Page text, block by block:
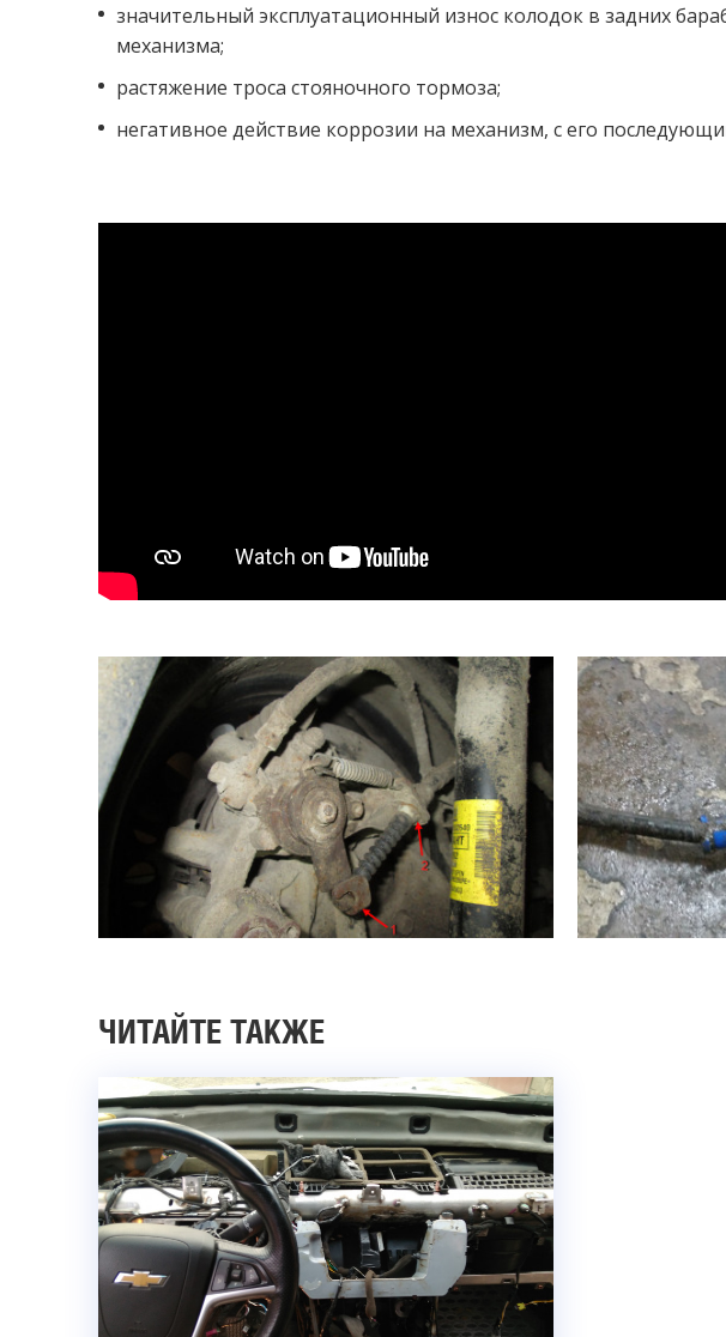
значительный эксплуатационный износ колодок в задних
механизма;
растяжение троса стояночного тормоза;
негативное действие коррозии на механизм, с его
ЧИТАЙТЕ ТАКЖЕ